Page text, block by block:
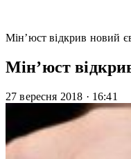
Мін’юст відкрив новий
Мін’юст
27 вересня 2018 · 16:41